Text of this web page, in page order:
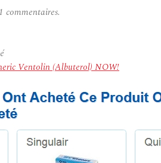
commentaires.
Ventolin (Albuterol) NOW!